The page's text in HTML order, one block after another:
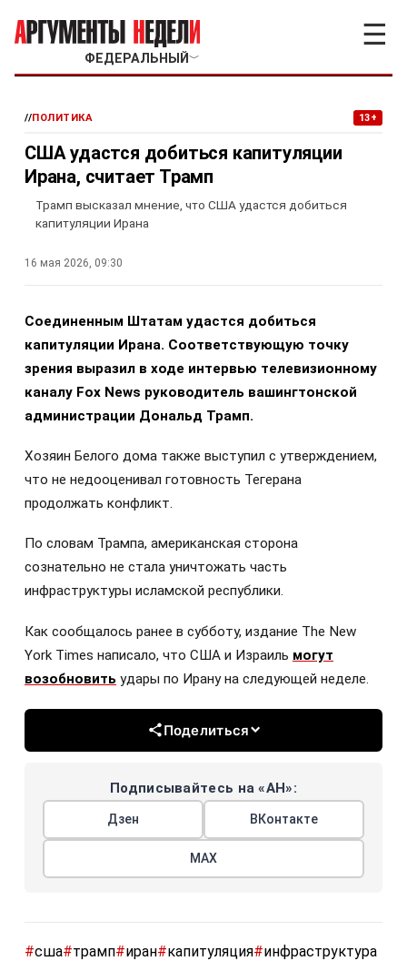
ФЕДЕРАЛЬНЫЙ ﹀
☰
//ПОЛИТИКА 13+
США удастся добиться капитуляции
Ирана, считает Трамп
Трамп высказал мнение, что США удастся добиться
капитуляции Ирана
16 мая 2026, 09:30
Соединенным Штатам удастся добиться
капитуляции Ирана. Соответствующую точку
зрения выразил в ходе интервью телевизионному
каналу Fox News руководитель вашингтонской
администрации Дональд Трамп.
Хозяин Белого дома также выступил с утверждением,
что не недооценивал готовность Тегерана
продолжать конфликт.
По словам Трампа, американская сторона
сознательно не стала уничтожать часть
инфраструктуры исламской республики.
Как сообщалось ранее в субботу, издание The New
York Times написало, что США и Израиль могут
возобновить удары по Ирану на следующей неделе.
Поделиться
Подписывайтесь на «АН»:
Дзен ВКонтакте
МАХ
#сша#трамп#иран#капитуляция#инфраструктура